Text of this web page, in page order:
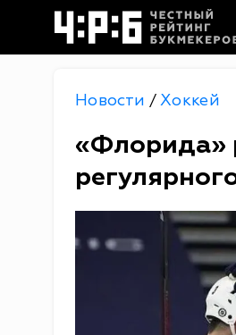
Новости / Хоккей
«Флорида»